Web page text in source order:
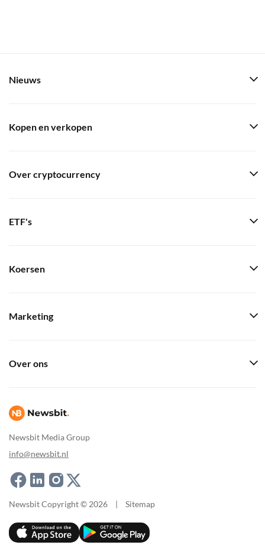
Newsbit Media Group
info@newsbit.nl
Nieuws
Kopen en verkopen
Over cryptocurrency
ETF's
Koersen
Marketing
Over ons
Newsbit Copyright © 2026 | Sitemap